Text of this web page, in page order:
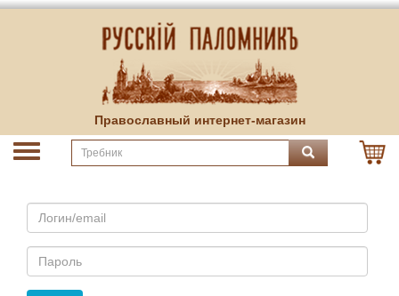
Православный интернет-магазин
Email
Пароль